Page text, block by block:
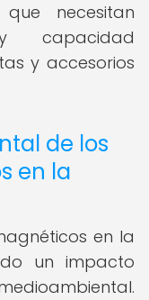
necesitan
capacidad
y accesorios
de los
en la
en la
un impacto